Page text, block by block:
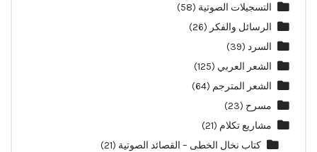
التسجيلات الصوتية (58)
الرسائل والفكر (26)
السرد (39)
الشعر العربي (125)
الشعر المترجم (64)
مسرح (23)
مشاريع تكلام (21)
كتاب نخال الخطى – القصائد الصوتية (21)